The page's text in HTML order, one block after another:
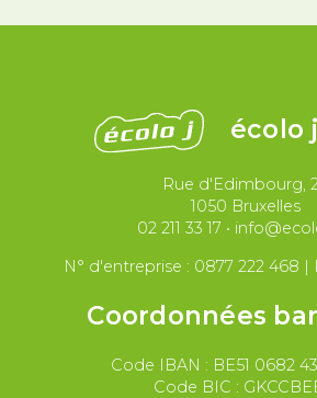
Justice et violences policières
Migrations et asile
Paix et droit international
écolo
Rue d'Edimbourg,
1050 Bruxelles
02 211 33 17 •
N° d'entreprise : 0877 222 468 |
Coordonnées
Code IBAN : BE51 0682
Code BIC :